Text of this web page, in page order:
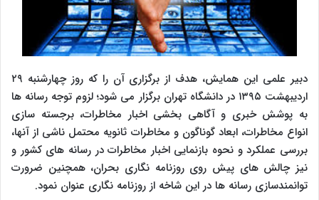
دبیر علمی این همایش، هدف از برگزاری آن را که روز چهارشنبه ۲۹
اردیبهشت ۱۳۹۵ در دانشگاه تهران برگزار می شود؛ لزوم توجه رسانه ها
به پوشش خبری و آگاهی بخشی اخبار مخاطرات، برجسته سازی
انواع مخاطرات، ابعاد گوناگون و مخاطرات ثانویه محتمل ناشی از آنها،
بررسی عملکرد و نحوه بازنمایی اخبار مخاطرات در رسانه های کشور و
نیز چالش های پیش روی روزنامه نگاری بحران، همچنین ضرورت
توانمندسازی رسانه ها در این شاخه از روزنامه نگاری عنوان نمود.